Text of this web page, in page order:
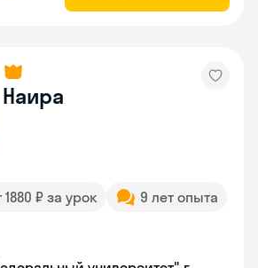
Наира
1880 ₽ за урок
9 лет опыта